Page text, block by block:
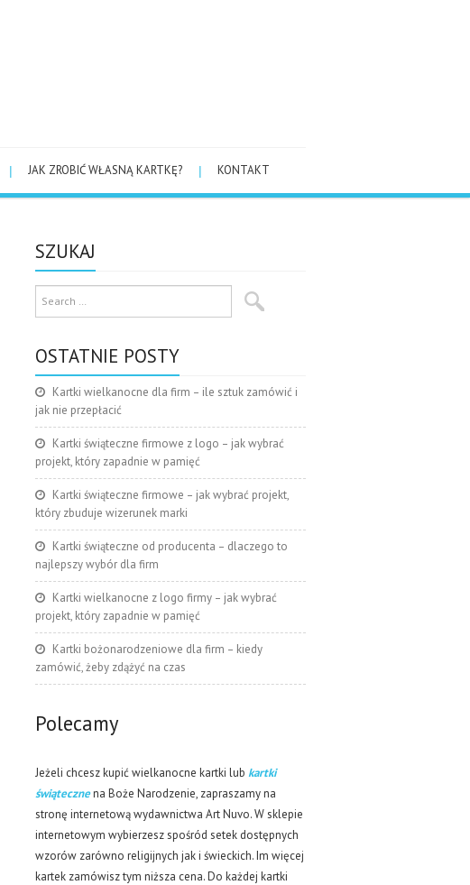
JAK ZROBIĆ WŁASNĄ KARTKĘ? KONTAKT
SZUKAJ
OSTATNIE POSTY
Kartki wielkanocne dla firm – ile sztuk zamówić i
jak nie przepłacić
Kartki świąteczne firmowe z logo – jak wybrać
projekt, który zapadnie w pamięć
Kartki świąteczne firmowe – jak wybrać projekt,
który zbuduje wizerunek marki
Kartki świąteczne od producenta – dlaczego to
najlepszy wybór dla firm
Kartki wielkanocne z logo firmy – jak wybrać
projekt, który zapadnie w pamięć
Kartki bożonarodzeniowe dla firm – kiedy
zamówić, żeby zdążyć na czas
Polecamy
Jeżeli chcesz kupić wielkanocne kartki lub kartki
świątecznena Boże Narodzenie, zapraszamy na
stronę internetową wydawnictwa Art Nuvo. W sklepie
internetowym wybierzesz spośród setek dostępnych
wzorów zarówno religijnych jak i świeckich. Im więcej
kartek zamówisz tym niższa cena. Do każdej kartki